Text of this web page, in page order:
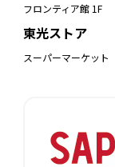
フロンティア館 1F
東光ストア
スーパーマーケット